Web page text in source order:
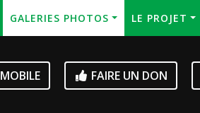
GALERIES PHOTOS LE PROJET
FAIRE UN DON